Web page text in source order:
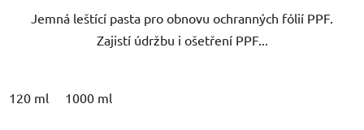
Jemná leštící pasta pro obnovu ochranných fólií PPF.
Zajistí údržbu i ošetření PPF...
120 ml 1000 ml